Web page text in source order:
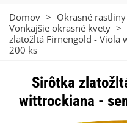
Domov > Okrasné rastliny
Vonkajšie okrasné kvety >
zlatožltá Firnengold - Viola
200 ks
Sirôtka
wittrockiana -